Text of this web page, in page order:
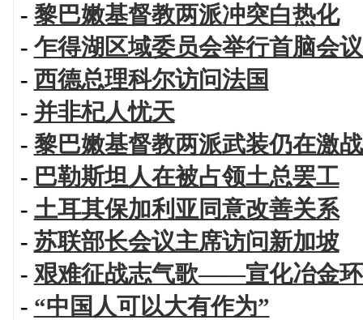
- 黎巴嫩基督教两派冲突白热化
- 乍得湖区域委员会举行首脑会
- 西德总理科尔访问法国
- 并非杞人忧天
- 黎巴嫩基督教两派武装仍在激
- 巴勒斯坦人在被占领土总罢工
- 土耳其保加利亚同意改善关系
- 苏联部长会议主席访问新加坡
- 艰难征战志气歌——宣化冶金
- “中国人可以大有作为”